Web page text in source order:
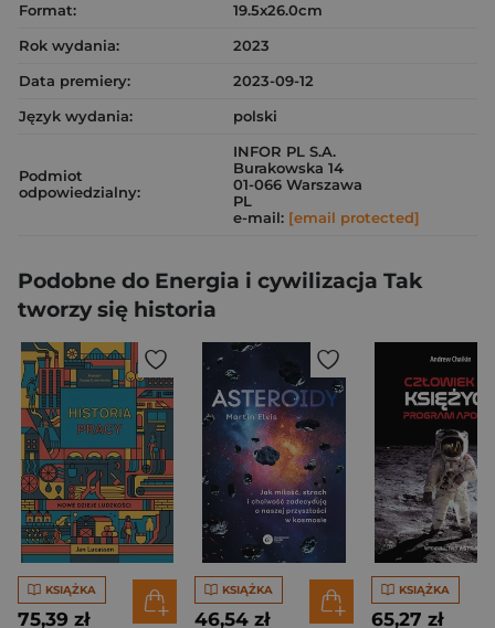
Format:
19.5x26.0cm
Rok wydania:
2023
Data premiery:
2023-09-12
Język wydania:
polski
Podmiot
odpowiedzialny:
INFOR PL S.A.
Burakowska 14
01-066 Warszawa
PL
e-mail: [email protected]
Podobne do Energia i cywilizacja Tak
tworzy się historia
KSIĄŻKA
75,39 zł
KSIĄŻKA
46,54 zł
KSIĄŻKA
65,27 zł